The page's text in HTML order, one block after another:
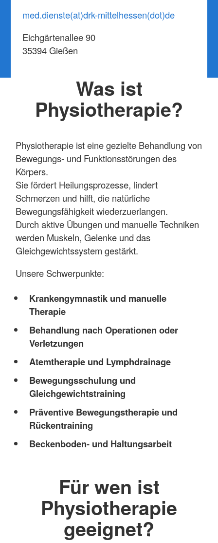
med.dienste(at)drk-mittelhessen(dot)de
Eichgärtenallee 90
35394 Gießen
Was ist
Physiotherapie?
Physiotherapie ist eine gezielte Behandlung von
Bewegungs- und Funktionsstörungen des
Körpers.
Sie fördert Heilungsprozesse, lindert
Schmerzen und hilft, die natürliche
Bewegungsfähigkeit wiederzuerlangen.
Durch aktive Übungen und manuelle Techniken
werden Muskeln, Gelenke und das
Gleichgewichtssystem gestärkt.
Unsere Schwerpunkte:
Krankengymnastik und manuelle
Therapie
Behandlung nach Operationen oder
Verletzungen
Atemtherapie und Lymphdrainage
Bewegungsschulung und
Gleichgewichtstraining
Präventive Bewegungstherapie und
Rückentraining
Beckenboden- und Haltungsarbeit
Für wen ist
Physiotherapie
geeignet?